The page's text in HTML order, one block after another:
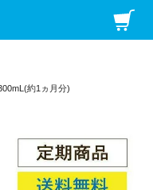
ミープラ
約1ヵ月分)